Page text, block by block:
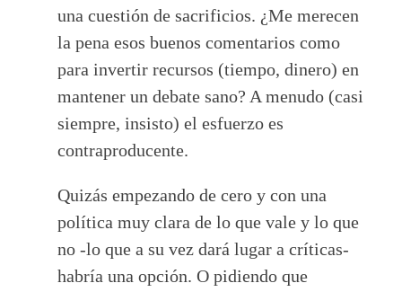
una cuestión de sacrificios. ¿Me merecen
la pena esos buenos comentarios como
para invertir recursos (tiempo, dinero) en
mantener un debate sano? A menudo (casi
siempre, insisto) el esfuerzo es
contraproducente.
Quizás empezando de cero y con una
política muy clara de lo que vale y lo que
no -lo que a su vez dará lugar a críticas-
habría una opción. O pidiendo que